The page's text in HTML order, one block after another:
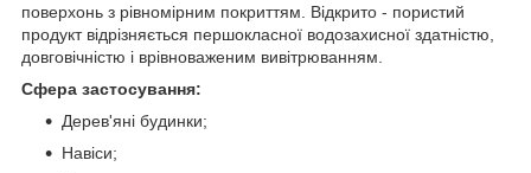
поверхонь з рівномірним покриттям. Відкрито - пористий
продукт відрізняється першокласної водозахисної здатністю,
довговічністю і врівноваженим вивітрюванням.
Сфера застосування:
Дерев'яні будинки;
Навіси;